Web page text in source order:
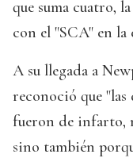
que suma cuatro,
con el "SCA" en la
A su llegada a
reconoció que "las
fueron de infarto,
sino también